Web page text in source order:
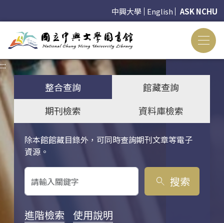
中興大學 English ASK NCHU
:::
整合查詢
館藏查詢
期刊檢索
資料庫檢索
除本館館藏目錄外，可同時查詢期刊文章等電子
資源。
關鍵字搜尋
search 搜索
進階檢索 使用說明